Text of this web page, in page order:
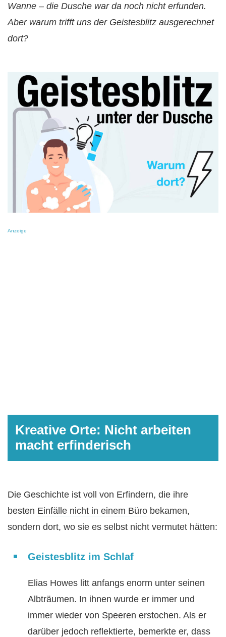
Wanne – die Dusche war da noch nicht erfunden.
Aber warum trifft uns der Geistesblitz ausgerechnet
dort?
Anzeige
Kreative Orte: Nicht arbeiten
macht erfinderisch
Die Geschichte ist voll von Erfindern, die ihre
besten Einfälle nicht in einem Büro bekamen,
sondern dort, wo sie es selbst nicht vermutet hätten:
Geistesblitz im Schlaf
Elias Howes litt anfangs enorm unter seinen
Albträumen. In ihnen wurde er immer und
immer wieder von Speeren erstochen. Als er
darüber jedoch reflektierte, bemerkte er, dass